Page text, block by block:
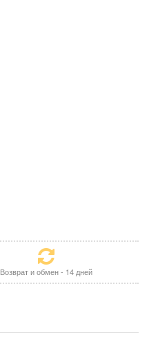
Возврат и обмен - 14 дней